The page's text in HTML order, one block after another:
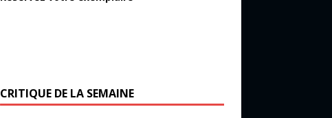
CRITIQUE DE LA SEMAINE